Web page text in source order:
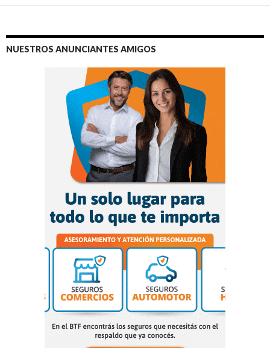
NUESTROS ANUNCIANTES AMIGOS